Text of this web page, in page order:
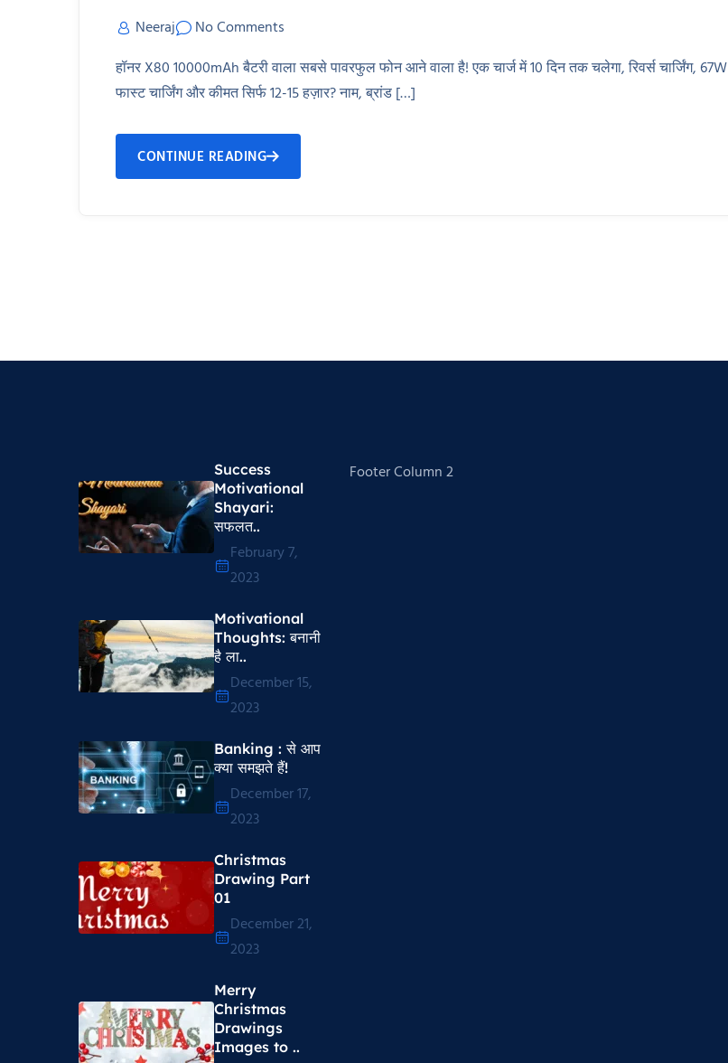
Neeraj
No Comments
हॉनर X80 10000mAh बैटरी वाला सबसे पावरफुल फोन आने वाला है! एक चार्ज में 10 दिन तक चलेगा, रिवर्स चार्जिंग, 67W
फास्ट चार्जिंग और कीमत सिर्फ 12-15 हज़ार? नाम, ब्रांड […]
CONTINUE READING
Success
Motivational
Shayari​:
सफलत..
February 7,
2023
Motivational
Thoughts​: बनानी
है ला..
December 15,
2023
Banking : से आप
क्या समझते हैं!
December 17,
2023
Christmas
Drawing Part
01
December 21,
2023
Merry
Christmas
Drawings
Images to ..
Footer Column 2